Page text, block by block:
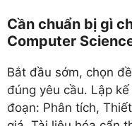
Cần chuẩn bị gì
Computer
Bắt đầu sớm, chọn
đúng yêu cầu. Lập
đoạn: Phân tích,